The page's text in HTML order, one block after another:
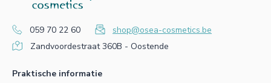
059 70 22 60
shop@osea-cosmetics.be
Zandvoordestraat 360B - Oostende
Praktische informatie